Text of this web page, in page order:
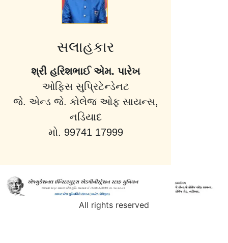
સલાહકાર
શ્રી હરિશભાઈ એમ. પારેખ
ઓફિસ સુપ્રિટેન્ડેનટ
જે. એન્ડ જે. કોલેજ ઓફ સાયન્સ,
નડિયાદ
મો. 99741 17999
All rights reserved